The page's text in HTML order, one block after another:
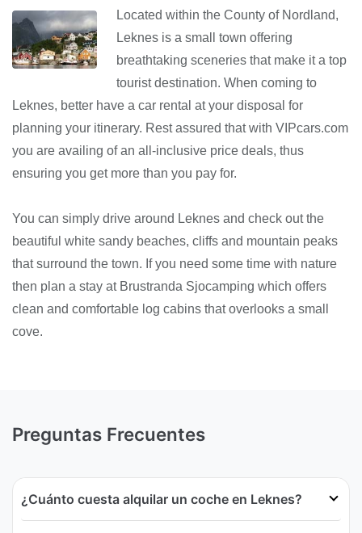
Located within the County of Nordland,
Leknes is a small town offering
breathtaking sceneries that make it a top
tourist destination. When coming to
Leknes, better have a car rental at your disposal for
planning your itinerary. Rest assured that with VIPcars.com
you are availing of an all-inclusive price deals, thus
ensuring you get more than you pay for.
You can simply drive around Leknes and check out the
beautiful white sandy beaches, cliffs and mountain peaks
that surround the town. If you need some time with nature
then plan a stay at Brustranda Sjocamping which offers
clean and comfortable log cabins that overlooks a small
cove.
Preguntas Frecuentes
¿Cuánto cuesta alquilar un coche en Leknes?